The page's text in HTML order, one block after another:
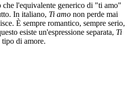
l'equivalente generico di "ti amo"
In italiano, Ti amo non perde mai
È sempre romantico, sempre serio,
esiste un'espressione separata, Ti
di amore.